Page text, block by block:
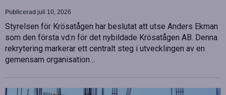
Publicerad juli 10, 2026
Styrelsen för Krösatågen har beslutat att utse Anders Ekman
som den första vd:n för det nybildade Krösatågen AB. Denna
rekrytering markerar ett centralt steg i utvecklingen av en
gemensam organisation…